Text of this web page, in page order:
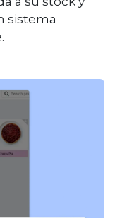
sistema